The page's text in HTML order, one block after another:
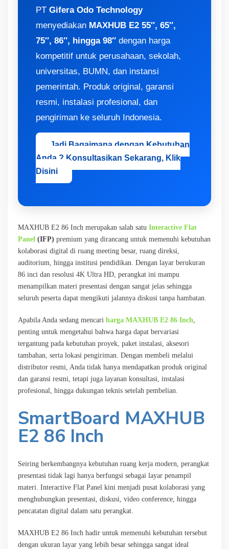
PT Gifera Odo Technology
menyediakan MAXHUB E2 55″, 65″,
75″, 86″, hingga 98″ dengan harga
kompetitif untuk perusahaan, sekolah,
universitas, BUMN, dan instansi
pemerintah. Produk original, garansi
resmi, instalasi profesional, dan
pengiriman ke seluruh Indonesia.
Jadi Bagaimana dengan Kebutuhan
Anda ? Konsultasikan Sekarang, Klik
Disini
MAXHUB E2 86 Inch merupakan salah satu Interactive Flat
Panel (IFP) premium yang dirancang untuk memenuhi kebutuhan
kolaborasi digital di ruang meeting besar, ruang direksi,
auditorium, hingga institusi pendidikan. Dengan layar berukuran
86 inci dan resolusi 4K Ultra HD, perangkat ini mampu
menampilkan materi presentasi dengan sangat jelas sehingga
seluruh peserta dapat mengikuti jalannya diskusi tanpa hambatan.
Apabila Anda sedang mencari harga MAXHUB E2 86 Inch
penting untuk mengetahui bahwa harga dapat bervariasi
tergantung pada kebutuhan proyek, paket instalasi, aksesori
tambahan, serta lokasi pengiriman. Dengan membeli melalui
distributor resmi, Anda tidak hanya mendapatkan produk original
dan garansi resmi, tetapi juga layanan konsultasi, instalasi
profesional, hingga dukungan teknis setelah pembelian.
SmartBoard MAXHUB
E2 86 Inch
Seiring berkembangnya kebutuhan ruang kerja modern, perangkat
presentasi tidak lagi hanya berfungsi sebagai layar penampil
materi. Interactive Flat Panel kini menjadi pusat kolaborasi yang
menghubungkan presentasi, diskusi, video conference, hingga
pencatatan digital dalam satu perangkat.
MAXHUB E2 86 Inch hadir untuk memenuhi kebutuhan tersebut
dengan ukuran layar yang lebih besar sehingga sangat ideal